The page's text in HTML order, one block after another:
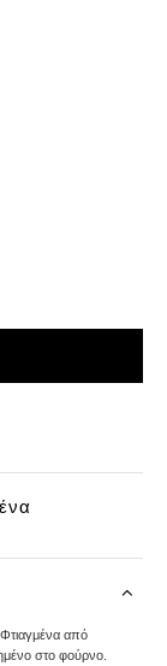
από
στο φούρνο.